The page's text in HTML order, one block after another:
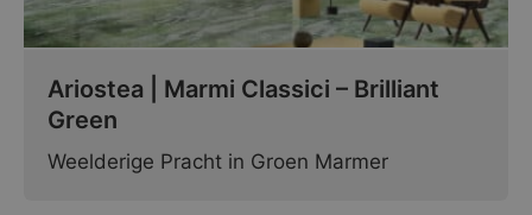
Ariostea | Marmi Classici – Brilliant
Green
Weelderige Pracht in Groen Marmer